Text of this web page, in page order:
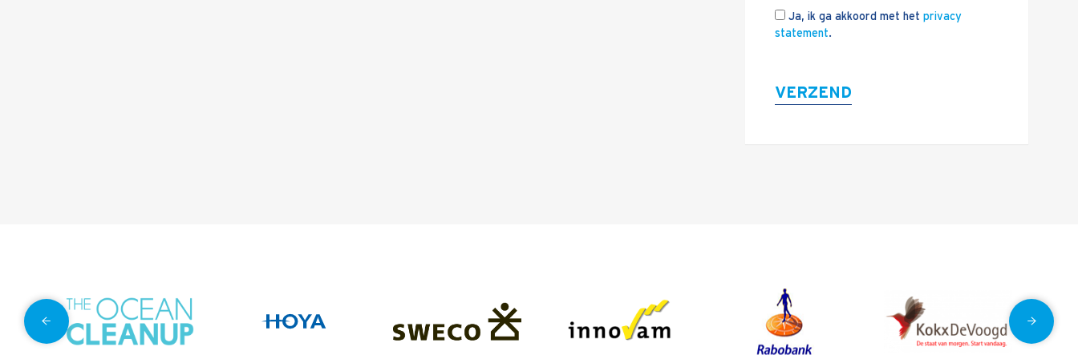
Ja, ik ga akkoord met het privacy
statement.
VERZEND